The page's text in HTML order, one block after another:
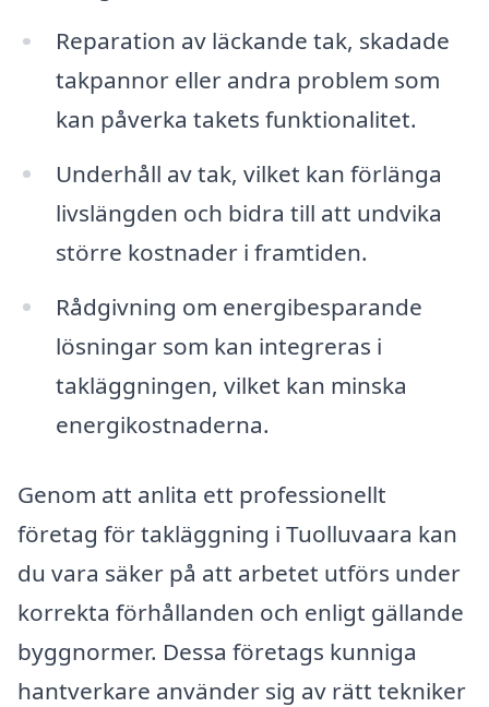
Reparation av läckande tak, skadade
takpannor eller andra problem som
kan påverka takets funktionalitet.
Underhåll av tak, vilket kan förlänga
livslängden och bidra till att undvika
större kostnader i framtiden.
Rådgivning om energibesparande
lösningar som kan integreras i
takläggningen, vilket kan minska
energikostnaderna.
Genom att anlita ett professionellt
företag för takläggning i Tuolluvaara kan
du vara säker på att arbetet utförs under
korrekta förhållanden och enligt gällande
byggnormer. Dessa företags kunniga
hantverkare använder sig av rätt tekniker